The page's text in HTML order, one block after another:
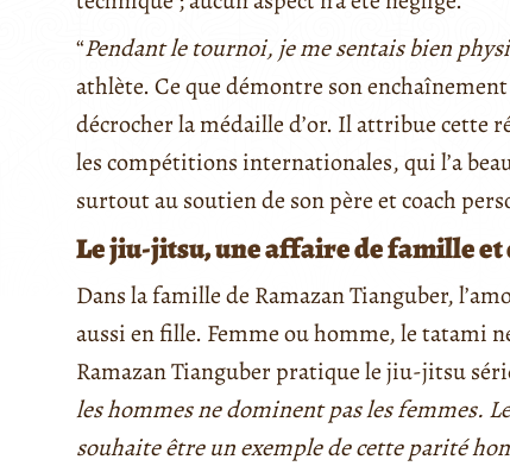
“Pendant le tournoi, je me sentais bien
athlète. Ce que démontre son
décrocher la médaille d’or. Il attribue cette
les compétitions internationales, qui l’a
surtout au soutien de son père et coach
Le jiu-jitsu, une affaire de famille et
Dans la famille de Ramazan Tianguber,
aussi en fille. Femme ou homme, le tatami
Ramazan Tianguber pratique le jiu-jitsu
les hommes ne dominent pas les femmes.
souhaite être un exemple de cette parité